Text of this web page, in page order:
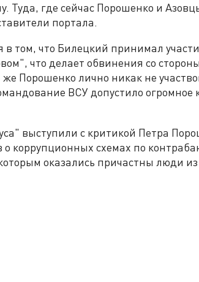
Туда, где сейчас Порошенко и
портала.
том, что Билецкий принимал
что делает обвинения со стороны
Порошенко лично никак не
ВСУ допустило огромное
выступили с критикой Петра
коррупционных схемах по
оказались причастны люди